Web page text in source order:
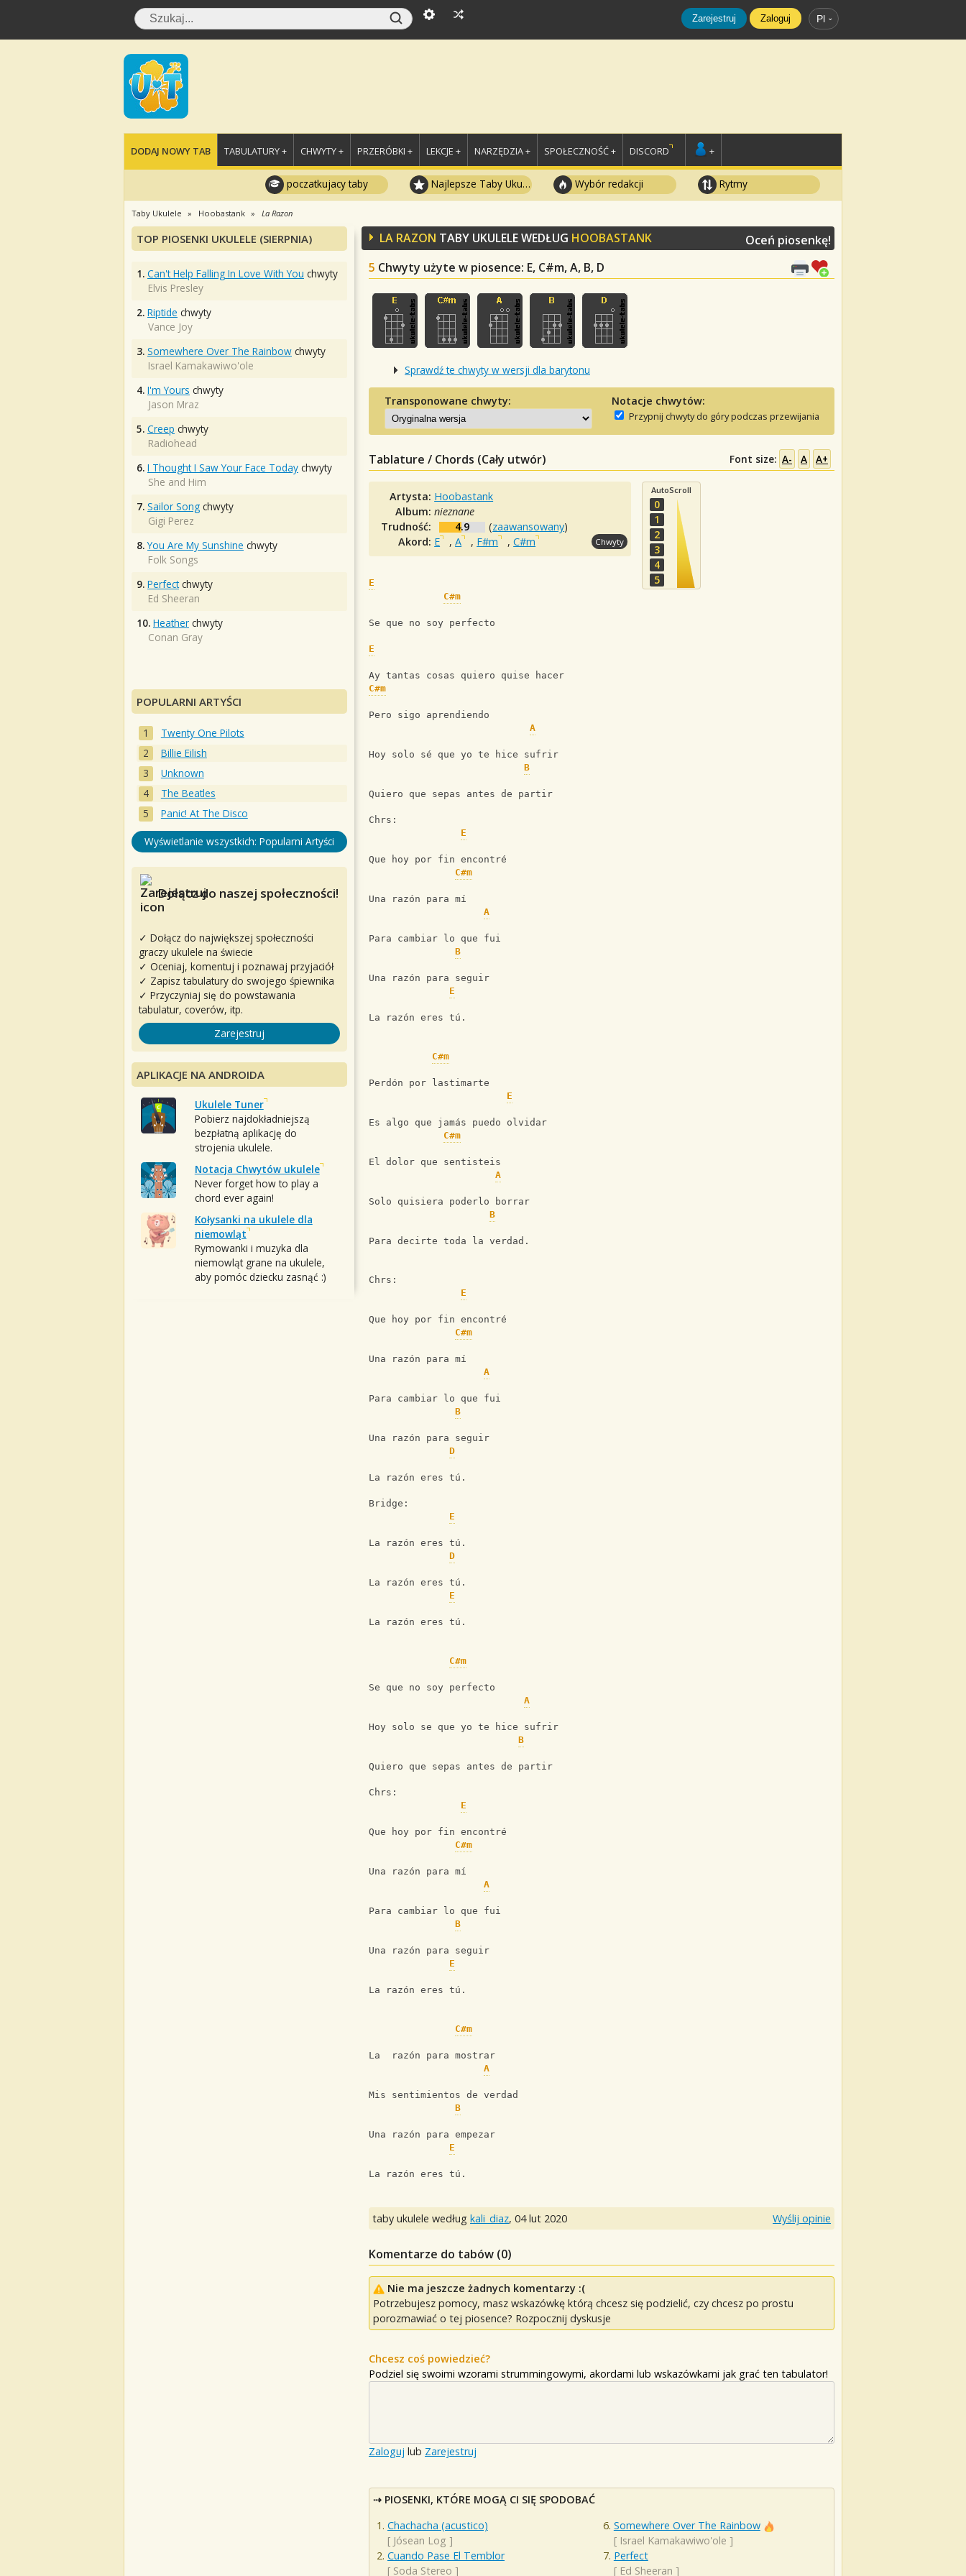
Zarejestruj Zaloguj Pl
DODAJ NOWY TAB TABULATURY + CHWYTY + PRZERÓBKI + LEKCJE + NARZĘDZIA + SPOŁECZNOŚĆ + DISCORD +
poczatkujacy taby Najlepsze Taby Ukulele Wybór redakcji Rytmy
Taby Ukulele Hoobastank La Razon
LA RAZON TABY UKULELE WEDŁUG HOOBASTANK
5 Chwyty użyte w piosence: E, C#m, A, B, D
Oceń piosenkę!
Sprawdź te chwyty w wersji dla barytonu
Transponowane chwyty: Notacje chwytów:
Przypnij chwyty do góry podczas przewijania
Tablature / Chords (Cały utwór) Font size: A- A A+
Artysta: Hoobastank
Album:nieznane
Trudność:
4.9 (zaawansowany)
Akord: E ,A , F#m ,C#m Chwyty
AutoScroll
0
1
2
3
4
5
E
C#m
Se que no soy perfecto
E
Ay tantas cosas quiero quise hacer
C#m
Pero sigo aprendiendo
A
Hoy solo sé que yo te hice sufrir
B
Quiero que sepas antes de partir
Chrs:
E
Que hoy por fin encontré
C#m
Una razón para mí
A
Para cambiar lo que fui
B
Una razón para seguir
E
La razón eres tú.
C#m
Perdón por lastimarte
E
Es algo que jamás puedo olvidar
C#m
El dolor que sentisteis
A
Solo quisiera poderlo borrar
B
Para decirte toda la verdad.
Chrs:
E
Que hoy por fin encontré
C#m
Una razón para mí
A
Para cambiar lo que fui
B
Una razón para seguir
D
La razón eres tú.
Bridge:
E
La razón eres tú.
D
La razón eres tú.
E
La razón eres tú.
C#m
Se que no soy perfecto
A
Hoy solo se que yo te hice sufrir
B
Quiero que sepas antes de partir
Chrs:
E
Que hoy por fin encontré
C#m
Una razón para mí
A
Para cambiar lo que fui
B
Una razón para seguir
E
La razón eres tú.
C#m
La  razón para mostrar
A
Mis sentimientos de verdad
B
Una razón para empezar
E
La razón eres tú.
taby ukulele według kali_diaz, 04 lut 2020 Wyślij opinie
Komentarze do tabów (0)
Nie ma jeszcze żadnych komentarzy :(
Potrzebujesz pomocy, masz wskazówkę którą chcesz się podzielić, czy chcesz po prostu
porozmawiać o tej piosence? Rozpocznij dyskusje
Chcesz coś powiedzieć?
Podziel się swoimi wzorami strummingowymi, akordami lub wskazówkami jak grać ten tabulator!
Zaloguj lub Zarejestruj
PIOSENKI, KTÓRE MOGĄ CI SIĘ SPODOBAĆ
Chachacha (acustico)
[ Jósean Log ]
Cuando Pase El Temblor
[ Soda Stereo ]
Somewhere Over The Rainbow
[ Israel Kamakawiwo'ole ]
Perfect
[ Ed Sheeran ]
TOP PIOSENKI UKULELE (SIERPNIA)
1. Can't Help Falling In Love With You chwyty
Elvis Presley
2. Riptide chwyty
Vance Joy
3. Somewhere Over The Rainbow chwyty
Israel Kamakawiwo'ole
4. I'm Yours chwyty
Jason Mraz
5. Creep chwyty
Radiohead
6. I Thought I Saw Your Face Today chwyty
She and Him
7. Sailor Song chwyty
Gigi Perez
8. You Are My Sunshine chwyty
Folk Songs
9. Perfectchwyty
Ed Sheeran
10. Heather chwyty
Conan Gray
POPULARNI ARTYŚCI
Twenty One Pilots
Billie Eilish
Unknown
The Beatles
Panic! At The Disco
Wyświetlanie wszystkich: Popularni Artyści
Dołącz do naszej społeczności!
✓ Dołącz do największej społeczności
graczy ukulele na świecie
✓ Oceniaj, komentuj i poznawaj przyjaciół
✓ Zapisz tabulatury do swojego śpiewnika
✓ Przyczyniaj się do powstawania
tabulatur, coverów, itp.
Zarejestruj
APLIKACJE NA ANDROIDA
Ukulele Tuner
Pobierz najdokładniejszą
bezpłatną aplikację do
strojenia ukulele.
Notacja Chwytów ukulele
Never forget how to play a
chord ever again!
Kołysanki na ukulele dla
niemowląt
Rymowanki i muzyka dla
niemowląt grane na ukulele,
aby pomóc dziecku zasnąć :)